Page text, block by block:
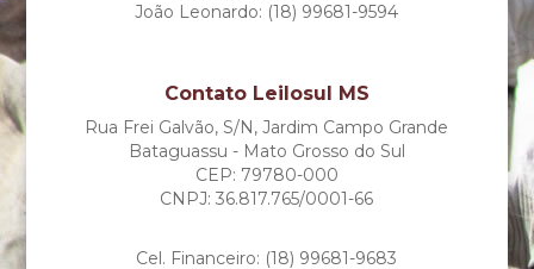
João Leonardo: (18) 99681-9594
Contato Leilosul MS
Rua Frei Galvão, S/N, Jardim Campo Grande
Bataguassu - Mato Grosso do Sul
CEP: 79780-000
CNPJ: 36.817.765/0001-66
Cel. Financeiro: (18) 99681-9683